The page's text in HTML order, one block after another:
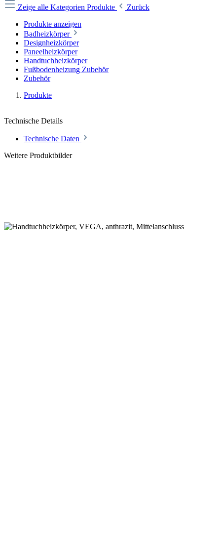
Zeige alle Kategorien Produkte
Zurück
Produkte anzeigen
Badheizkörper
Designheizkörper
Paneelheizkörper
Handtuchheizkörper
Fußbodenheizung Zubehör
Zubehör
Produkte
Technische Details
Technische Daten
Weitere Produktbilder